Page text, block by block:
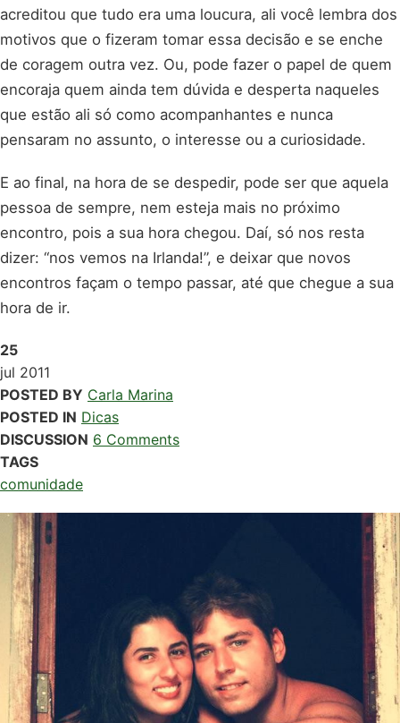
acreditou que tudo era uma loucura, ali você lembra dos
motivos que o fizeram tomar essa decisão e se enche
de coragem outra vez. Ou, pode fazer o papel de quem
encoraja quem ainda tem dúvida e desperta naqueles
que estão ali só como acompanhantes e nunca
pensaram no assunto, o interesse ou a curiosidade.
E ao final, na hora de se despedir, pode ser que aquela
pessoa de sempre, nem esteja mais no próximo
encontro, pois a sua hora chegou. Daí, só nos resta
dizer: “nos vemos na Irlanda!”, e deixar que novos
encontros façam o tempo passar, até que chegue a sua
hora de ir.
25
jul 2011
POSTED BY Carla Marina
POSTED IN Dicas
DISCUSSION 6 Comments
TAGS
comunidade